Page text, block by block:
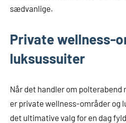
sædvanlige.
Private wellness-
luksussuiter
Når det handler om
er private wellness-områder og
det ultimative valg for en dag